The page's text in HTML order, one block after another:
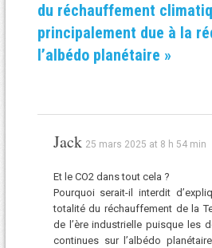
du réchauffement
principalement due à la
l’albédo planétaire »
Jack 25 mars 2025 at 8 h 54 min
Et le CO2 dans tout cela ?
Pourquoi serait-il interdit
totalité du réchauffement de la
de l’ère industrielle puisque les
continues sur l’albédo